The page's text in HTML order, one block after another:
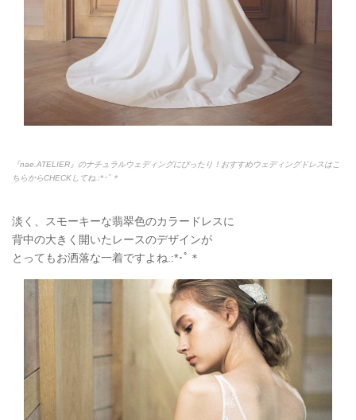
『nae.ATELIER』のナチュラルウェディングにぴったり！おすすめウェディングドレスはこ
ちらからCHECKしてね.:*･ﾟ＊
淡く、スモーキーな翡翠色のカラードレスに
背中の大きく開いたレースのデザインが
とってもお洒落な一着ですよね.:*･ﾟ＊